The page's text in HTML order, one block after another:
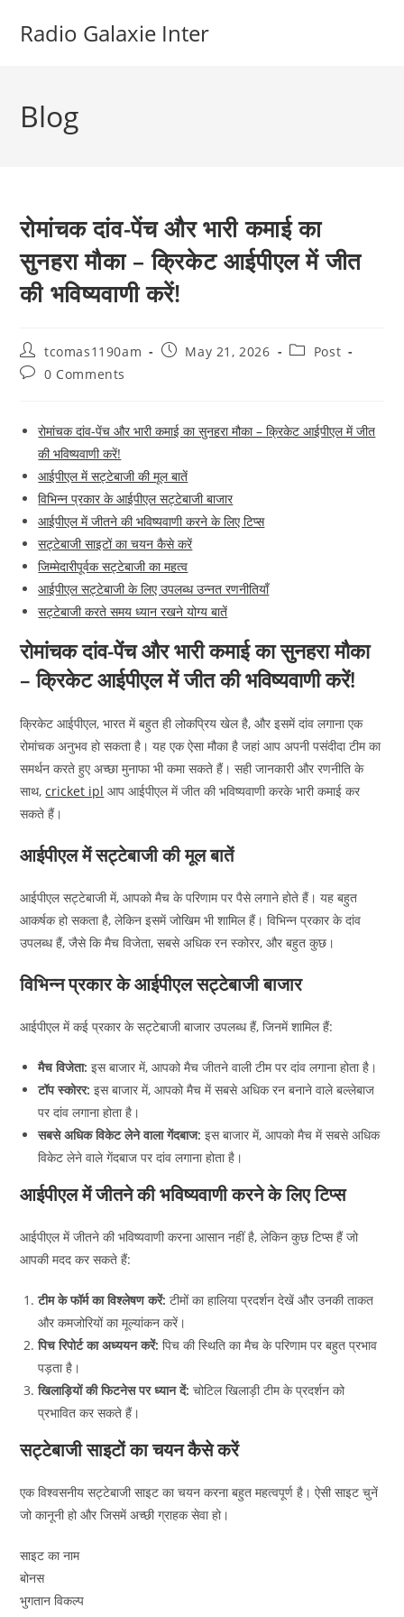
Radio Galaxie Inter
Blog
रोमांचक दांव-पेंच और भारी कमाई का
सुनहरा मौका – क्रिकेट आईपीएल में जीत
की भविष्यवाणी करें!
Post
author:
tcomas1190am
PostMay 21, 2026
PostPost
Post0 Comments
रोमांचक दांव-पेंच और भारी कमाई का सुनहरा मौका – क्रिकेट आईपीएल में जीत
की भविष्यवाणी करें!
आईपीएल में सट्टेबाजी की मूल बातें
विभिन्न प्रकार के आईपीएल सट्टेबाजी बाजार
आईपीएल में जीतने की भविष्यवाणी करने के लिए टिप्स
सट्टेबाजी साइटों का चयन कैसे करें
जिम्मेदारीपूर्वक सट्टेबाजी का महत्व
आईपीएल सट्टेबाजी के लिए उपलब्ध उन्नत रणनीतियाँ
सट्टेबाजी करते समय ध्यान रखने योग्य बातें
रोमांचक दांव-पेंच और भारी कमाई का सुनहरा मौका
– क्रिकेट आईपीएल में जीत की भविष्यवाणी करें!
क्रिकेट आईपीएल, भारत में बहुत ही लोकप्रिय खेल है, और इसमें दांव लगाना एक
रोमांचक अनुभव हो सकता है। यह एक ऐसा मौका है जहां आप अपनी पसंदीदा टीम का
समर्थन करते हुए अच्छा मुनाफा भी कमा सकते हैं। सही जानकारी और रणनीति के
साथ,cricket ipl आप आईपीएल में जीत की भविष्यवाणी करके भारी कमाई कर
सकते हैं।
आईपीएल में सट्टेबाजी की मूल बातें
आईपीएल सट्टेबाजी में, आपको मैच के परिणाम पर पैसे लगाने होते हैं। यह बहुत
आकर्षक हो सकता है, लेकिन इसमें जोखिम भी शामिल हैं। विभिन्न प्रकार के दांव
उपलब्ध हैं, जैसे कि मैच विजेता, सबसे अधिक रन स्कोरर, और बहुत कुछ।
विभिन्न प्रकार के आईपीएल सट्टेबाजी बाजार
आईपीएल में कई प्रकार के सट्टेबाजी बाजार उपलब्ध हैं, जिनमें शामिल हैं:
मैच विजेता: इस बाजार में, आपको मैच जीतने वाली टीम पर दांव लगाना होता है।
टॉप स्कोरर: इस बाजार में, आपको मैच में सबसे अधिक रन बनाने वाले बल्लेबाज
पर दांव लगाना होता है।
सबसे अधिक विकेट लेने वाला गेंदबाज: इस बाजार में, आपको मैच में सबसे अधिक
विकेट लेने वाले गेंदबाज पर दांव लगाना होता है।
आईपीएल में जीतने की भविष्यवाणी करने के लिए टिप्स
आईपीएल में जीतने की भविष्यवाणी करना आसान नहीं है, लेकिन कुछ टिप्स हैं जो
आपकी मदद कर सकते हैं:
टीम के फॉर्म का विश्लेषण करें: टीमों का हालिया प्रदर्शन देखें और उनकी ताकत
और कमजोरियों का मूल्यांकन करें।
पिच रिपोर्ट का अध्ययन करें: पिच की स्थिति का मैच के परिणाम पर बहुत प्रभाव
पड़ता है।
खिलाड़ियों की फिटनेस पर ध्यान दें: चोटिल खिलाड़ी टीम के प्रदर्शन को
प्रभावित कर सकते हैं।
सट्टेबाजी साइटों का चयन कैसे करें
एक विश्वसनीय सट्टेबाजी साइट का चयन करना बहुत महत्वपूर्ण है। ऐसी साइट चुनें
जो कानूनी हो और जिसमें अच्छी ग्राहक सेवा हो।
साइट का नाम
बोनस
भुगतान विकल्प